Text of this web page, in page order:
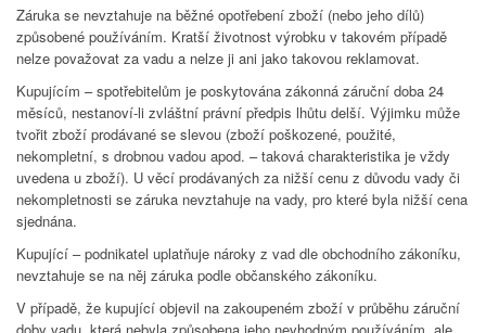
Záruka se nevztahuje na běžné opotřebení zboží (nebo jeho dílů)
způsobené používáním. Kratší životnost výrobku v takovém případě
nelze považovat za vadu a nelze ji ani jako takovou reklamovat.
Kupujícím – spotřebitelům je poskytována zákonná záruční doba 24
měsíců, nestanoví-li zvláštní právní předpis lhůtu delší. Výjimku může
tvořit zboží prodávané se slevou (zboží poškozené, použité,
nekompletní, s drobnou vadou apod. – taková charakteristika je vždy
uvedena u zboží). U věcí prodávaných za nižší cenu z důvodu vady či
nekompletnosti se záruka nevztahuje na vady, pro které byla nižší cena
sjednána.
Kupující – podnikatel uplatňuje nároky z vad dle obchodního zákoníku,
nevztahuje se na něj záruka podle občanského zákoníku.
V případě, že kupující objevil na zakoupeném zboží v průběhu záruční